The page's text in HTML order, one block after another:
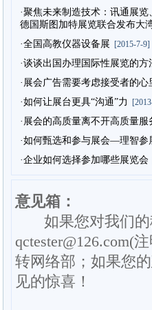
·聚焦未来制造技术：讯通展
德国斯图加特展览联合发布大
·全国高教仪器设备展 [2015-7-9]
·谈谈出国办理国际性展览的方
·展会广告需要考虑接受者的心
·如何让展台更具“沟通”力
·展会的高质量离不开高质量服
·如何甄选和参与展会—理智参
·企业如何选择参加哪些展览会
意见箱：
如果您对我们
qctester@126.com(
转网络部；如果您
见的惊喜！